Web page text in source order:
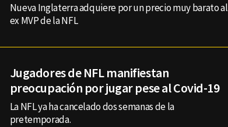
Nueva Inglaterra adquiere por un precio muy barato al
ex MVP de la NFL
Jugadores de NFL manifiestan
preocupación por jugar pese al Covid-19
La NFL ya ha cancelado dos semanas de la
pretemporada.